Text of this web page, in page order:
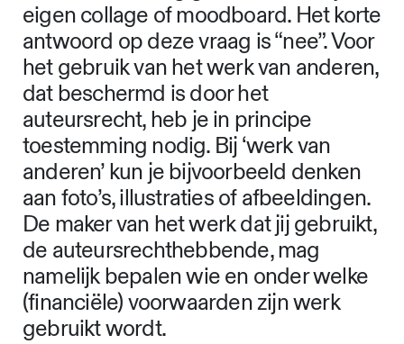
eigen collage of moodboard. Het korte
antwoord op deze vraag is “nee”. Voor
het gebruik van het werk van anderen,
dat beschermd is door het
auteursrecht, heb je in principe
toestemming nodig. Bij ‘werk van
anderen’ kun je bijvoorbeeld denken
aan foto’s, illustraties of afbeeldingen.
De maker van het werk dat jij gebruikt,
de auteursrechthebbende, mag
namelijk bepalen wie en onder welke
(financiële) voorwaarden zijn werk
gebruikt wordt.